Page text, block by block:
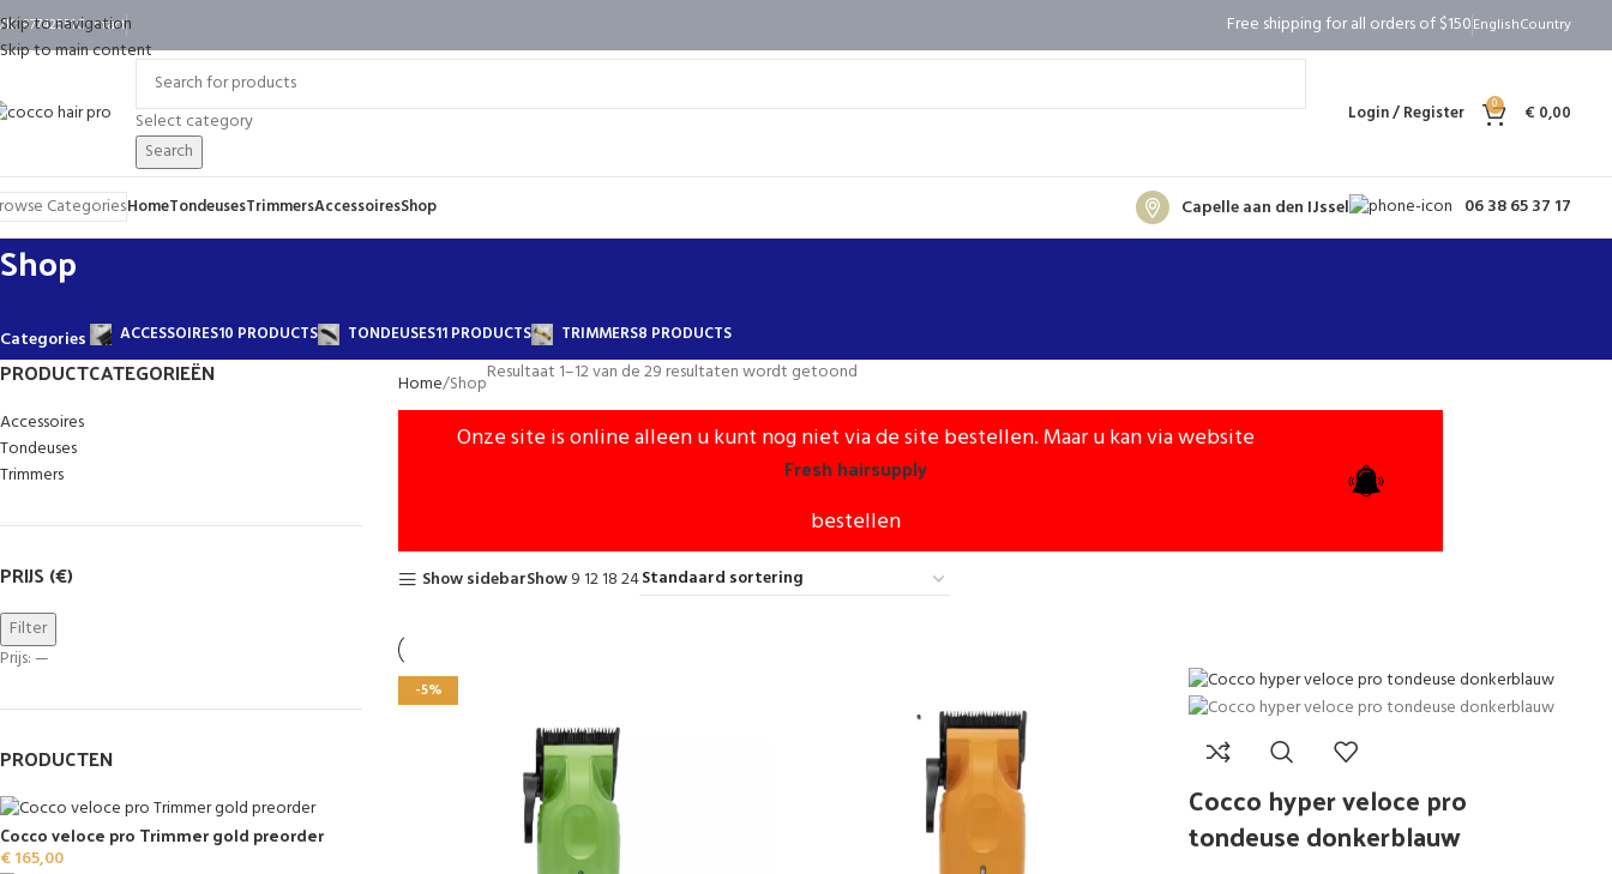
Skip to navigation
Skip to main content
87742551Contact Free shipping for all orders of $150EnglishCountry
Select category
Search
Login / Register 0 € 0,00
CategoriesHomeTondeusesTrimmersAccessoiresShop Capelle aan den IJssel 06 38 65 37 17
Shop
Categories ACCESSOIRES10 PRODUCTS TONDEUSES11 PRODUCTS TRIMMERS8 PRODUCTS
PRODUCTCATEGORIEËN
Accessoires
Tondeuses
Trimmers
PRIJS (€)
Filter
Prijs:—
PRODUCTEN
Cocco veloce pro Trimmer gold preorder
€165,00
Home ShopResultaat 1–12 van de 29 resultaten wordt getoond
Onze site is online alleen u kunt nog niet via de site bestellen. Maar u kan via website
Fresh hairsupply
bestellen
Show sidebarShow9121824
-5%
Cocco hyper veloce pro
tondeuse donkerblauw
-5%